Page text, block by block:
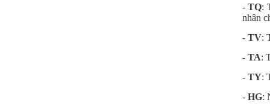
-TQ:
nhân
- TV:
- TA:
- TY:
- HG: